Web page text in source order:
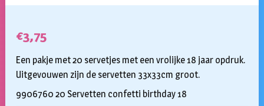
€3,75
Een pakje met 20 servetjes met een vrolijke 18 jaar opdruk.
Uitgevouwen zijn de servetten 33x33cm groot.
9906760 20 Servetten confetti birthday 18